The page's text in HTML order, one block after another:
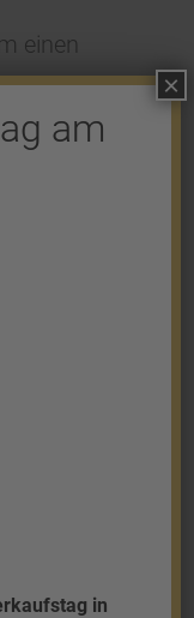
einen
am
in
×